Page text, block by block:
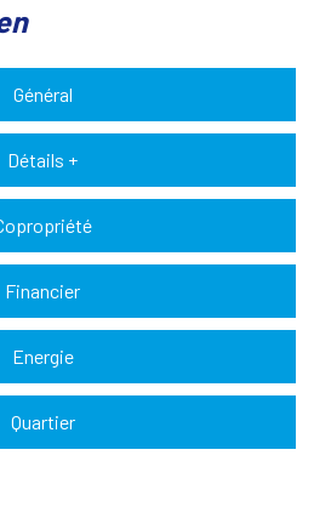
Général
Détails +
Financier
Energie
Quartier